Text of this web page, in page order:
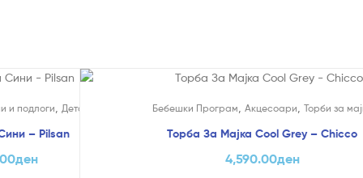
и подлоги Детски теписи
– Pilsan
ден
Бебешки Програм Акцесоари Торби за
Торба За Мајка Cool Grey – Chicco
4,590.00ден